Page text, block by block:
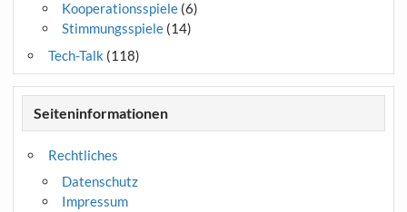
Kooperationsspiele(6)
Stimmungsspiele(14)
Tech-Talk (118)
Seiteninformationen
Rechtliches
Datenschutz
Impressum